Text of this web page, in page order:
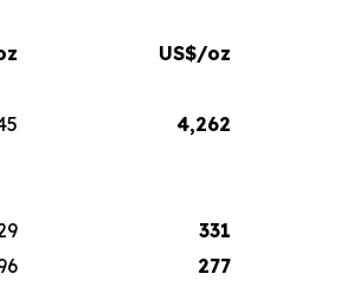
US$/oz
4,262
331
277